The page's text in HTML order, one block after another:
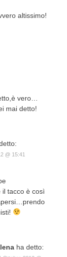
altissimo!
vero…
mai detto!
@ 15:41
tacco è così
ha detto: